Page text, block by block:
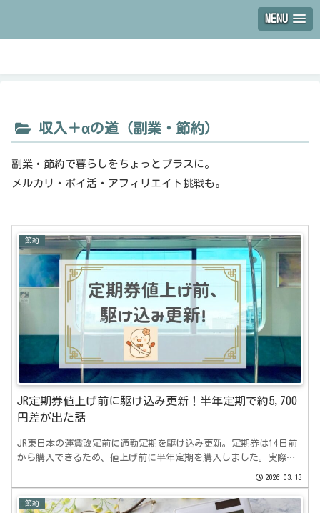
MENU
収入＋αの道（副業・節約）
副業・節約で暮らしをちょっとプラスに。
メルカリ・ポイ活・アフィリエイト挑戦も。
節約
JR定期券値上げ前に駆け込み更新！半年定期で約5,700
円差が出た話
JR東日本の運賃改定前に通勤定期を駆け込み更新。定期券は14日前
から購入できるため、値上げ前に半年定期を購入しました。実際に
いくら差が出るのか計算してみた結果をまとめています。
2026.03.13
節約